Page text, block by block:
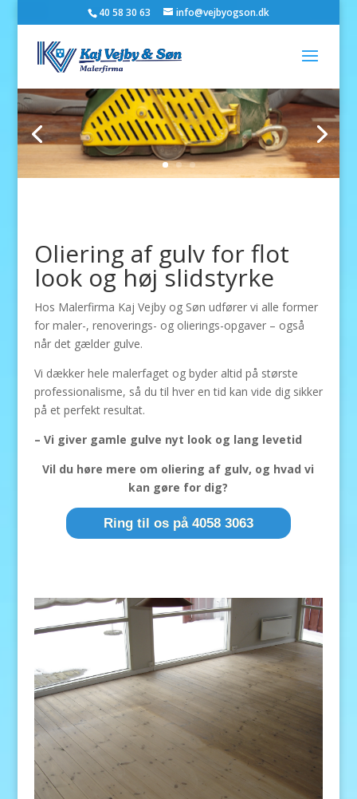
40 58 30 63 info@vejbyogson.dk
Oliering af gulv for flot
look og høj slidstyrke
Hos Malerfirma Kaj Vejby og Søn udfører vi alle former
for maler-, renoverings- og olierings-opgaver – også
når det gælder gulve.
Vi dækker hele malerfaget og byder altid på største
professionalisme, så du til hver en tid kan vide dig sikker
på et perfekt resultat.
– Vi giver gamle gulve nyt look og lang levetid
Vil du høre mere om oliering af gulv, og hvad vi
kan gøre for dig?
Ring til os på 4058 3063